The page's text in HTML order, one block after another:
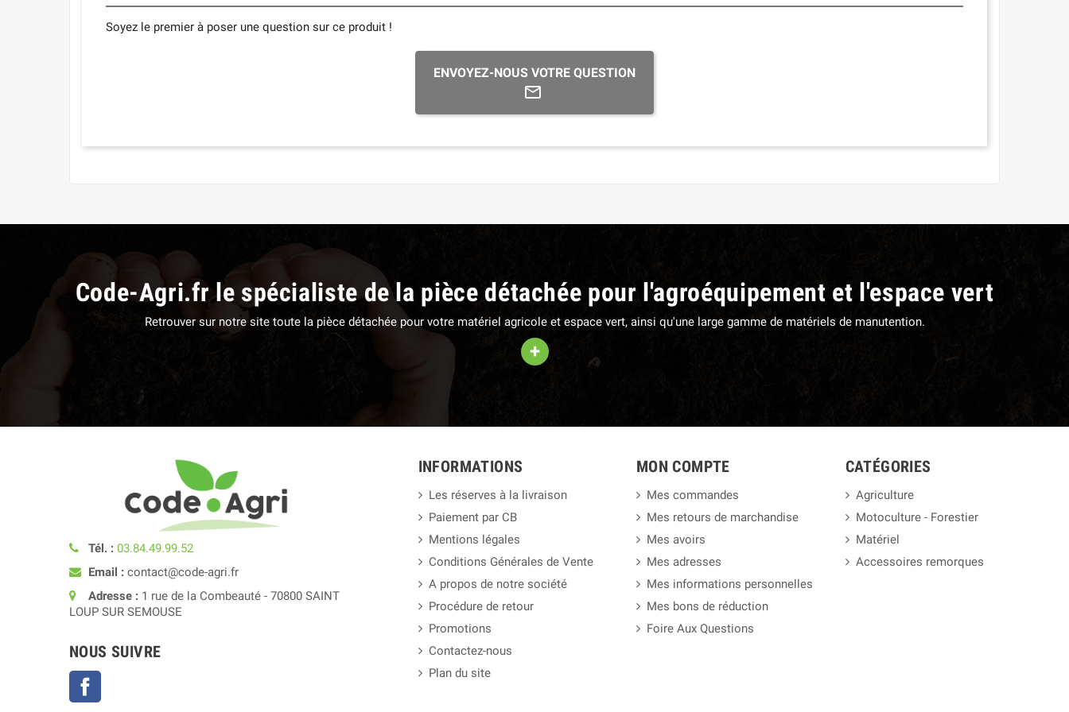
Soyez le premier à poser une question sur ce produit !
ENVOYEZ-NOUS VOTRE QUESTION
Code-Agri.fr le spécialiste de la pièce détachée pour l'agroéquipement et l'espace vert
Retrouver sur notre site toute la pièce détachée pour votre matériel agricole et espace vert, ainsi qu'une large gamme de matériels de manutention.
+
Tél. : 03.84.49.99.52
Email : contact@code-agri.fr
Adresse : 1 rue de la Combeauté - 70800 SAINT
LOUP SUR SEMOUSE
NOUS SUIVRE
INFORMATIONS
Les réserves à la livraison
Paiement par CB
Mentions légales
Conditions Générales de Vente
A propos de notre société
Procédure de retour
Promotions
Contactez-nous
Plan du site
MON COMPTE
Mes commandes
Mes retours de marchandise
Mes avoirs
Mes adresses
Mes informations personnelles
Mes bons de réduction
Foire Aux Questions
CATÉGORIES
Agriculture
Motoculture - Forestier
Matériel
Accessoires remorques